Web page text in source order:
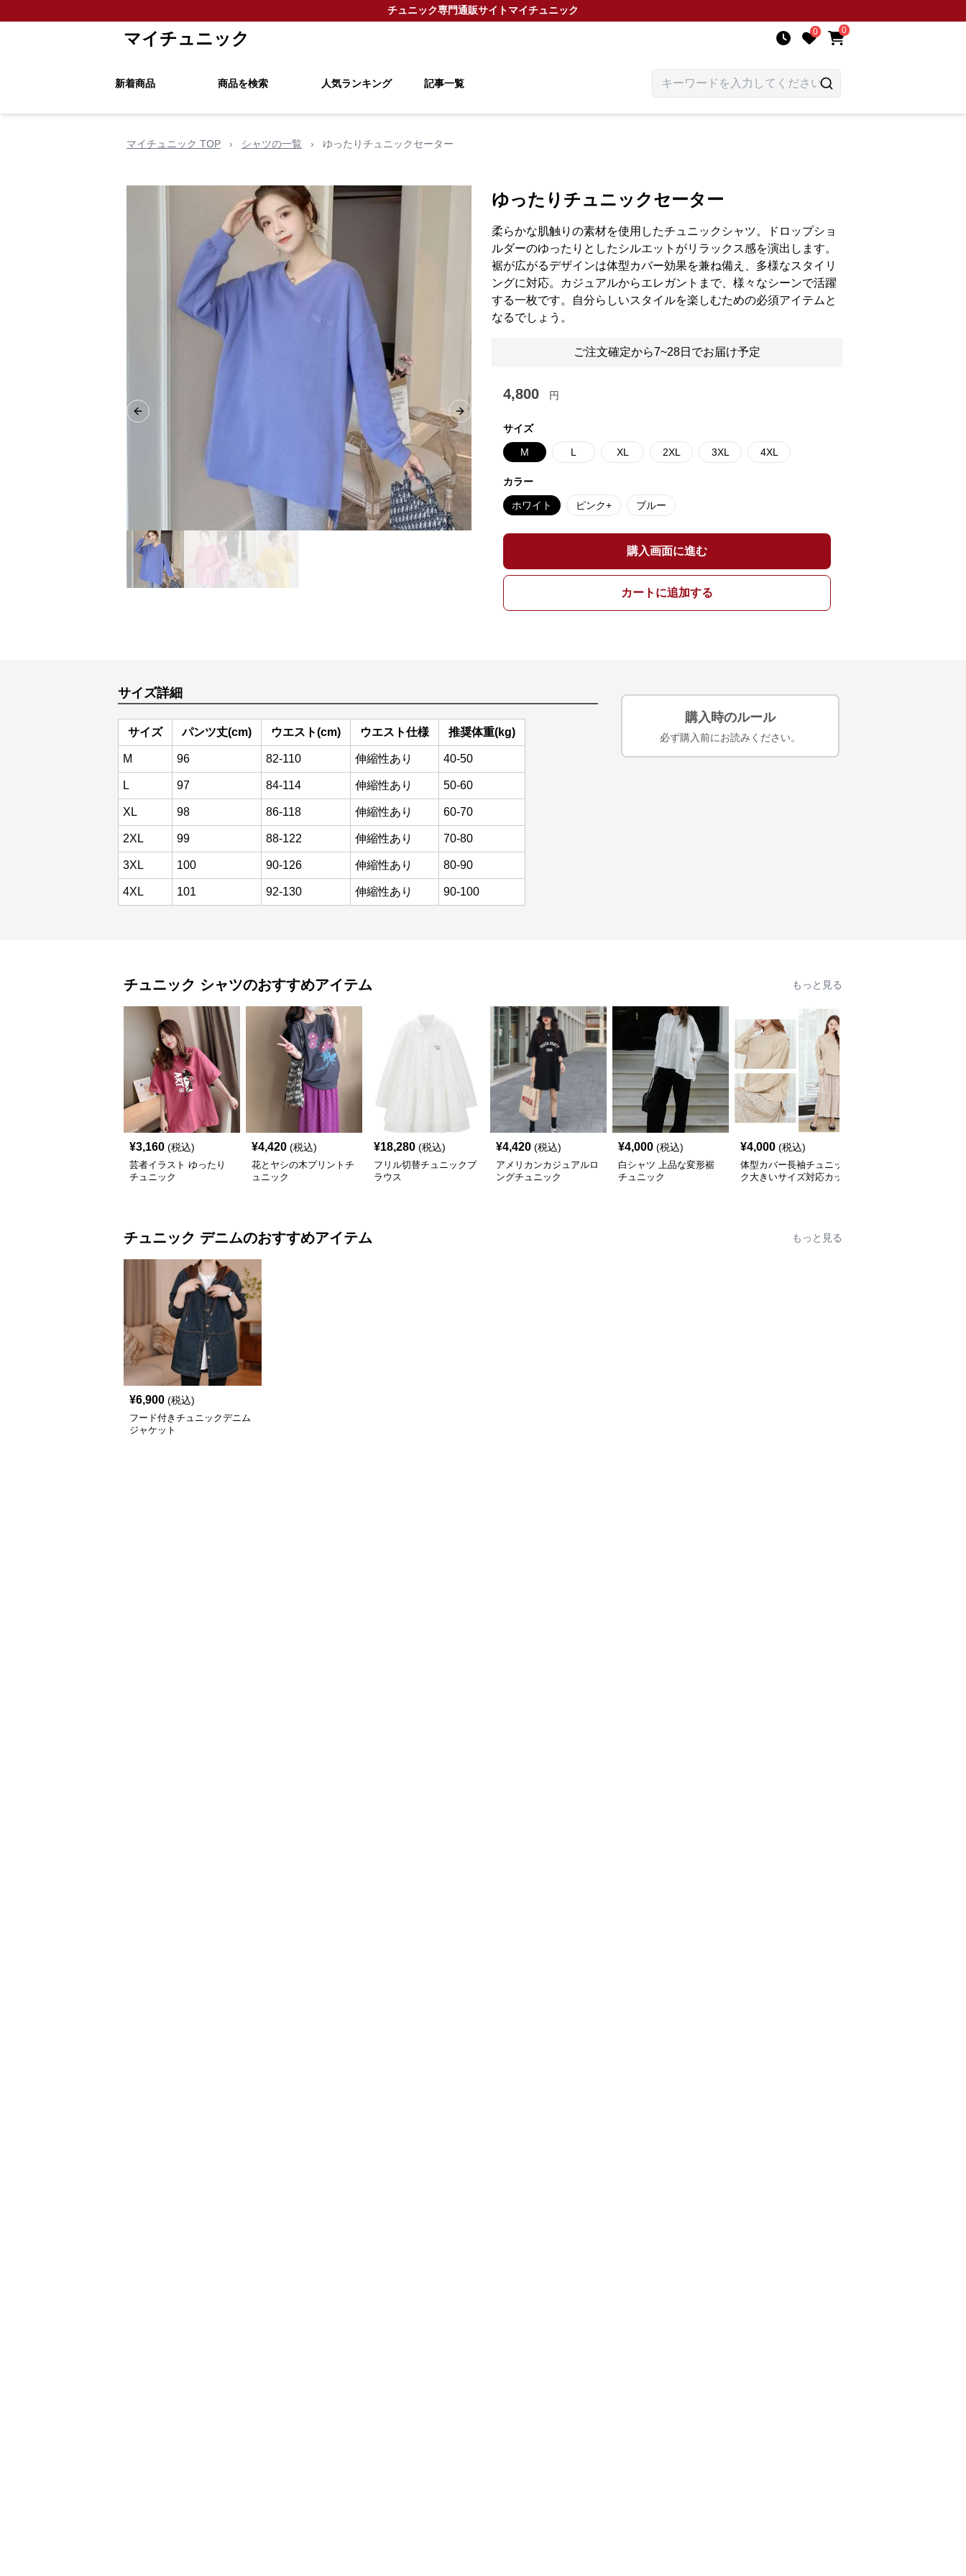
チュニック専門通販サイトマイチュニック
マイチュニック 0 0
新着商品 商品を検索 人気ランキング 記事一覧
マイチュニック TOP › シャツの一覧 › ゆったりチュニックセーター
Previous slide Next slide
ゆったりチュニックセーター
柔らかな肌触りの素材を使用したチュニックシャツ。ドロップショ
ルダーのゆったりとしたシルエットがリラックス感を演出します。
裾が広がるデザインは体型カバー効果を兼ね備え、多様なスタイリ
ングに対応。カジュアルからエレガントまで、様々なシーンで活躍
する一枚です。自分らしいスタイルを楽しむための必須アイテムと
なるでしょう。
ご注文確定から7~28日でお届け予定
4,800 円
サイズ
M L XL 2XL 3XL 4XL
カラー
ホワイト ピンク+ ブルー
購入画面に進む
カートに追加する
サイズ詳細
サイズ パンツ丈(cm) ウエスト(cm) ウエスト仕様 推奨体重(kg)
M 96 82-110 伸縮性あり 40-50
L 97 84-114 伸縮性あり 50-60
XL 98 86-118 伸縮性あり 60-70
2XL 99 88-122 伸縮性あり 70-80
3XL 100 90-126 伸縮性あり 80-90
4XL 101 92-130 伸縮性あり 90-100
購入時のルール
必ず購入前にお読みください。
チュニック シャツのおすすめアイテム もっと見る
¥3,160 (税込)
芸者イラスト ゆったり
チュニック
¥4,420 (税込)
花とヤシの木プリントチ
ュニック
¥18,280 (税込)
フリル切替チュニックブ
ラウス
¥4,420 (税込)
アメリカンカジュアルロ
ングチュニック
¥4,000 (税込)
白シャツ 上品な変形裾
チュニック
¥4,000 (税込)
体型カバー長袖チュニッ
ク大きいサイズ対応カッ
チュニック デニムのおすすめアイテム もっと見る
¥6,900 (税込)
フード付きチュニックデニム
ジャケット